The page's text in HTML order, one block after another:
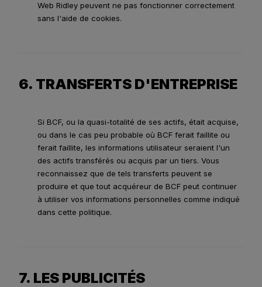
Web Ridley peuvent ne pas fonctionner correctement
sans l'aide de cookies.
6. TRANSFERTS D'ENTREPRISE
Si BCF, ou la quasi-totalité de ses actifs, était acquise,
ou dans le cas peu probable où BCF ferait faillite ou
ferait faillite, les informations utilisateur seraient l'un
des actifs transférés ou acquis par un tiers. Vous
reconnaissez que de tels transferts peuvent se
produire et que tout acquéreur de BCF peut continuer
à utiliser vos informations personnelles comme indiqué
dans cette politique.
7. LES PUBLICITÉS